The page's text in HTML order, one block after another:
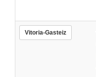
Vitoria-Gasteiz